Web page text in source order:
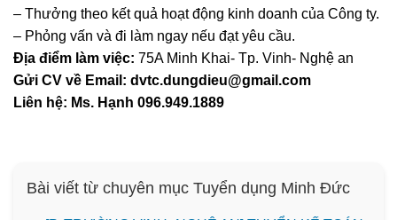
– Thưởng theo kết quả hoạt động kinh doanh của Công ty.
– Phỏng vấn và đi làm ngay nếu đạt yêu cầu.
Địa điểm làm việc: 75A Minh Khai- Tp. Vinh- Nghệ an
Gửi CV về Email: dvtc.dungdieu@gmail.com
Liên hệ: Ms. Hạnh 096.949.1889
Bài viết từ chuyên mục Tuyển dụng Minh Đức